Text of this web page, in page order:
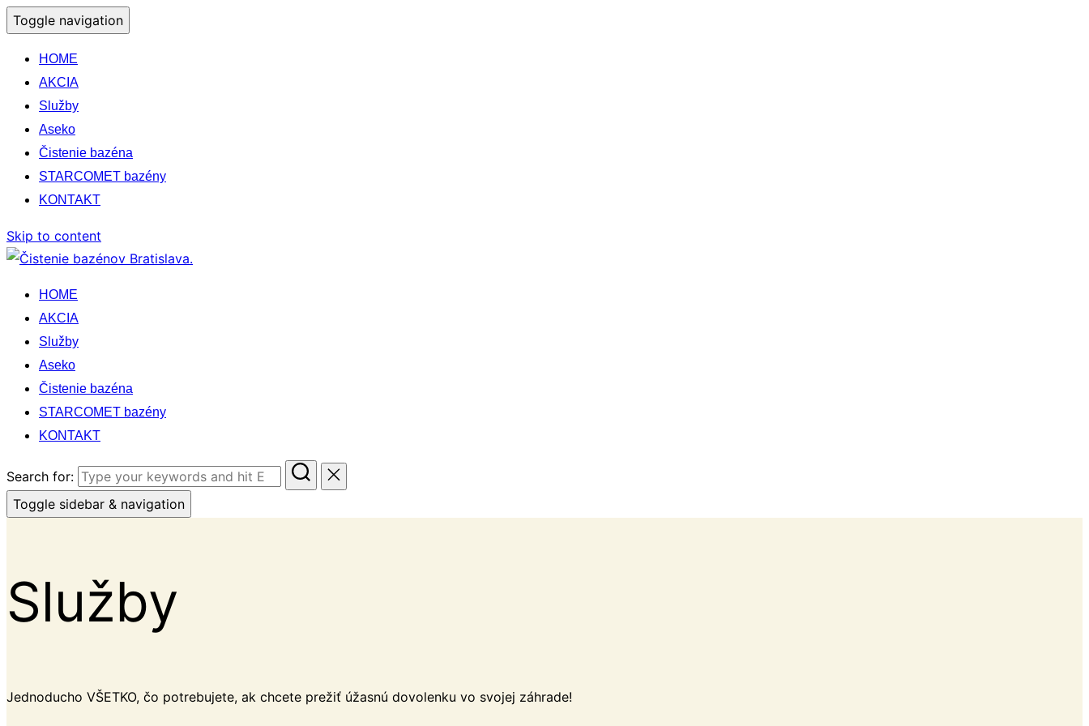
Toggle navigation
HOME
AKCIA
Služby
Aseko
Čistenie bazéna
STARCOMET bazény
KONTAKT
Skip to content
HOME
AKCIA
Služby
Aseko
Čistenie bazéna
STARCOMET bazény
KONTAKT
Search for:
Toggle sidebar & navigation
Služby
Jednoducho VŠETKO, čo potrebujete, ak chcete prežiť úžasnú dovolenku vo svojej záhrade!